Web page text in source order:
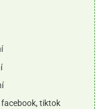
tiktok